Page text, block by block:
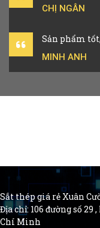
CHỊ NGÂN
Sản phẩm
MINH ANH
Sắt thép giá rẻ Xuân
Địa chỉ: 106 đường số 29
Chí Minh